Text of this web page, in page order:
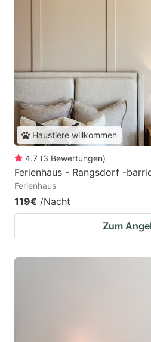
Haustiere willkommen
4.7 (3 Bewertungen)
Ferienhaus - Rangsdorf -
Ferienhaus
119€ /Nacht
Zum